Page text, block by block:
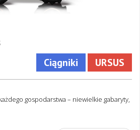
Ciągniki URSUS
gospodarstwa – niewielkie gabaryty,